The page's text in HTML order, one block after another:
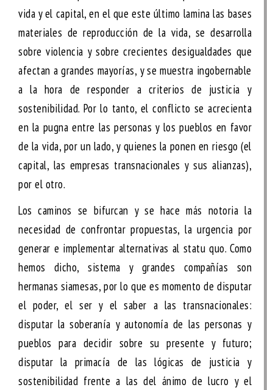
vida y el capital, en el que este último lamina las bases
materiales de reproducción de la vida, se desarrolla
sobre violencia y sobre crecientes desigualdades que
afectan a grandes mayorías, y se muestra ingobernable
a la hora de responder a criterios de justicia y
sostenibilidad. Por lo tanto, el conflicto se acrecienta
en la pugna entre las personas y los pueblos en favor
de la vida, por un lado, y quienes la ponen en riesgo (el
capital, las empresas transnacionales y sus alianzas),
por el otro.
Los caminos se bifurcan y se hace más notoria la
necesidad de confrontar propuestas, la urgencia por
generar e implementar alternativas al statu quo. Como
hemos dicho, sistema y grandes compañías son
hermanas siamesas, por lo que es momento de disputar
el poder, el ser y el saber a las transnacionales:
disputar la soberanía y autonomía de las personas y
pueblos para decidir sobre su presente y futuro;
disputar la primacía de las lógicas de justicia y
sostenibilidad frente a las del ánimo de lucro y el